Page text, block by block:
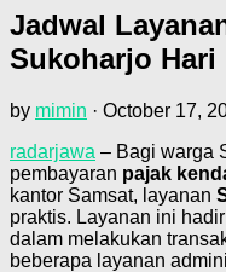
Jadwal
Sukoharjo Hari
by mimin · October 17,
radarjawa – Bagi warga
pembayaran pajak
kantor Samsat, layanan
praktis. Layanan ini
dalam melakukan
beberapa layanan